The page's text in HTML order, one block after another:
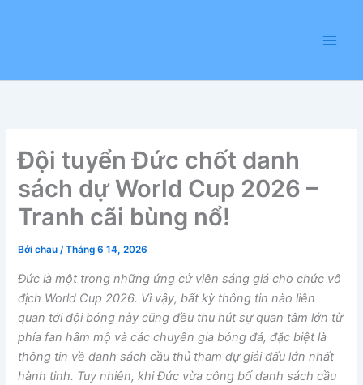
Đội tuyển Đức chốt danh
sách dự World Cup 2026 –
Tranh cãi bùng nổ!
Bởichau/Tháng 6 14, 2026
Đức là một trong những ứng cử viên sáng giá cho chức vô
địch World Cup 2026. Vì vậy, bất kỳ thông tin nào liên
quan tới đội bóng này cũng đều thu hút sự quan tâm lớn từ
phía fan hâm mộ và các chuyên gia bóng đá, đặc biệt là
thông tin về danh sách cầu thủ tham dự giải đấu lớn nhất
hành tinh. Tuy nhiên, khi Đức vừa công bố danh sách cầu